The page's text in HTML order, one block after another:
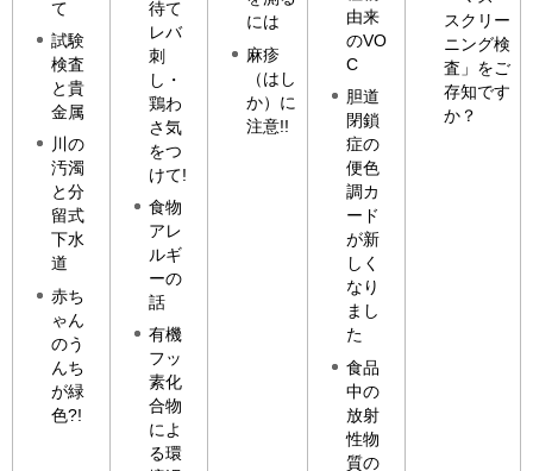
て
試験
検査
と貴
金属
川の
汚濁
と分
留式
下水
道
赤ち
ゃん
のう
んち
が緑
色?!
待て
レバ
刺
し・
鶏わ
さ気
をつ
けて!
食物
アレ
ルギ
ーの
話
有機
フッ
素化
合物
によ
る環
には
麻疹
（はし
か）に
注意!!
由来
のVO
C
胆道
閉鎖
症の
便色
調カ
ード
が新
しく
なり
まし
た
食品
中の
放射
性物
質の
スクリー
ニング検
査」をご
存知です
か？